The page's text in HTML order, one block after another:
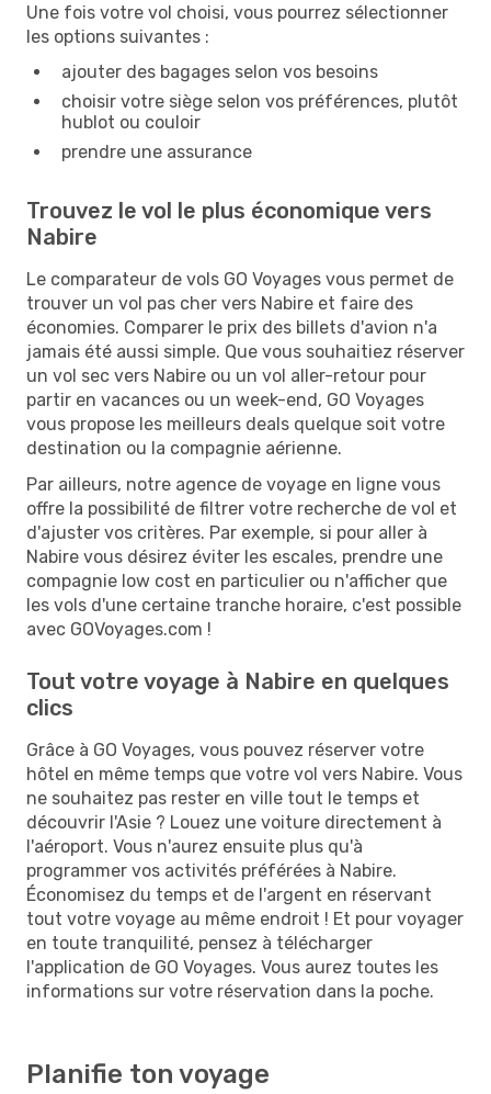
Une fois votre vol choisi, vous pourrez sélectionner
les options suivantes :
ajouter des bagages selon vos besoins
choisir votre siège selon vos préférences, plutôt
hublot ou couloir
prendre une assurance
Trouvez le vol le plus économique vers
Nabire
Le comparateur de vols GO Voyages vous permet de
trouver un vol pas cher vers Nabire et faire des
économies. Comparer le prix des billets d'avion n'a
jamais été aussi simple. Que vous souhaitiez réserver
un vol sec vers Nabire ou un vol aller-retour pour
partir en vacances ou un week-end, GO Voyages
vous propose les meilleurs deals quelque soit votre
destination ou la compagnie aérienne.
Par ailleurs, notre agence de voyage en ligne vous
offre la possibilité de filtrer votre recherche de vol et
d'ajuster vos critères. Par exemple, si pour aller à
Nabire vous désirez éviter les escales, prendre une
compagnie low cost en particulier ou n'afficher que
les vols d'une certaine tranche horaire, c'est possible
avec GOVoyages.com !
Tout votre voyage à Nabire en quelques
clics
Grâce à GO Voyages, vous pouvez réserver votre
hôtel en même temps que votre vol vers Nabire. Vous
ne souhaitez pas rester en ville tout le temps et
découvrir l'Asie ? Louez une voiture directement à
l'aéroport. Vous n'aurez ensuite plus qu'à
programmer vos activités préférées à Nabire.
Économisez du temps et de l'argent en réservant
tout votre voyage au même endroit ! Et pour voyager
en toute tranquilité, pensez à télécharger
l'application de GO Voyages. Vous aurez toutes les
informations sur votre réservation dans la poche.
Planifie ton voyage